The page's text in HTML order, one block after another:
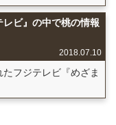
ビ』の中で桃の情報
2018.07.10
フジテレビ『めざま